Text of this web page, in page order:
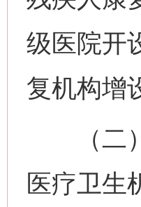
级医院开
复机构增
（二）
医疗卫生